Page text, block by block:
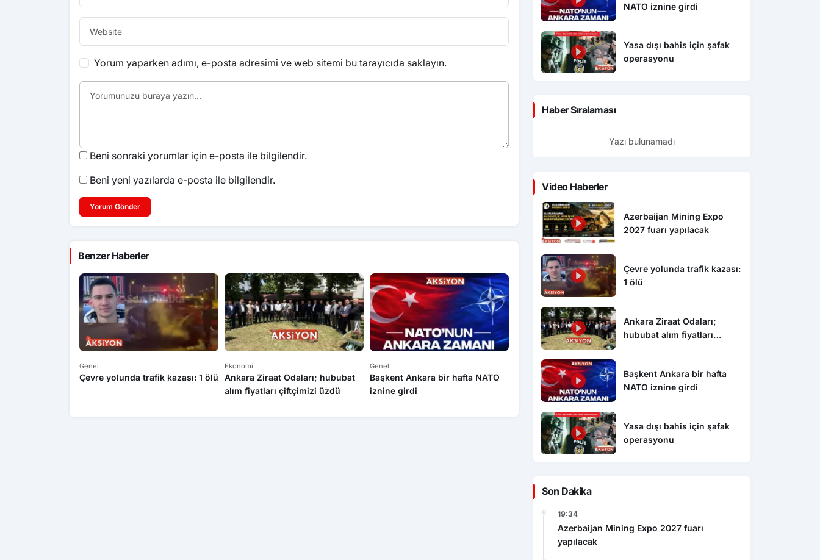
Yorum yaparken adımı, e-posta adresimi ve web sitemi bu tarayıcıda saklayın.
Beni sonraki yorumlar için e-posta ile bilgilendir.
Beni yeni yazılarda e-posta ile bilgilendir.
Yorum Gönder
Benzer Haberler
Genel
Çevre yolunda trafik kazası: 1 ölü
Ekonomi
Ankara Ziraat Odaları; hububat
alım fiyatları çiftçimizi üzdü
Genel
Başkent Ankara bir hafta NATO
iznine girdi
Yasa dışı bahis için şafak
operasyonu
Caspian Mining Expo 2027 de
Azerbeycan da yapılacak
NATO iznine girdi
Yasa dışı bahis için şafak
operasyonu
Haber Sıralaması
Yazı bulunamadı
Video Haberler
Azerbaijan Mining Expo
2027 fuarı yapılacak
Çevre yolunda trafik kazası:
1 ölü
Ankara Ziraat Odaları;
hububat alım fiyatları
Başkent Ankara bir hafta
NATO iznine girdi
Yasa dışı bahis için şafak
operasyonu
Son Dakika
19:34
Azerbaijan Mining Expo 2027 fuarı
yapılacak